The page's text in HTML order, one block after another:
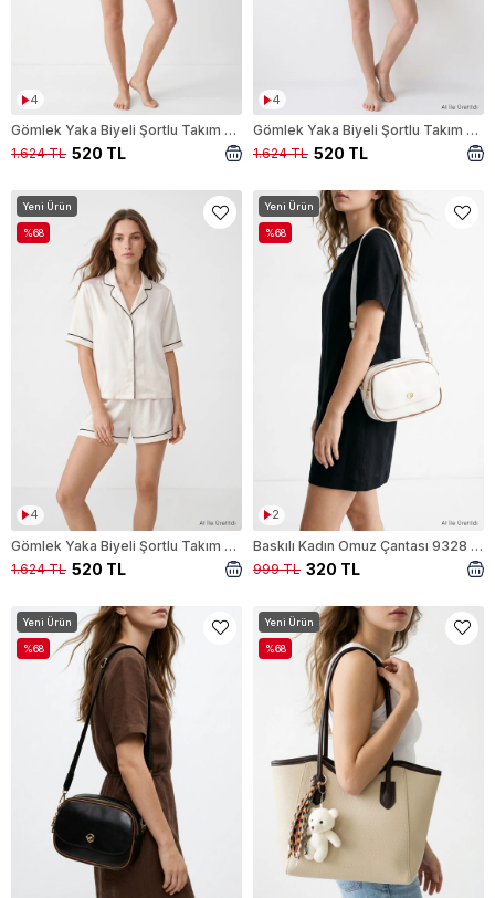
4
Gömlek Yaka Biyeli Şortlu Takım 8600A Laci
520 TL
1.624 TL
4
Gömlek Yaka Biyeli Şortlu Takım 8600A Beyaz
520 TL
1.624 TL
4
Gömlek Yaka Biyeli Şortlu Takım 8600A Bej
520 TL
1.624 TL
Yeni Ürün
%68
2
Baskılı Kadın Omuz Çantası 9328 Beyaz
320 TL
999 TL
Yeni Ürün
%68
Yeni Ürün
%68
Yeni Ürün
%68